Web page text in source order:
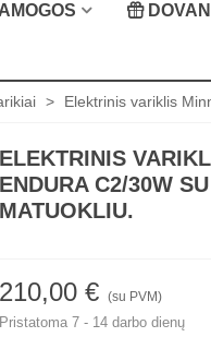
> Elektrinis variklis
ELEKTRINIS
ENDURA C2/30W
MATUOKLIU.
210,00 € (su PVM)
Pristatoma 7 - 14 darbo dienų